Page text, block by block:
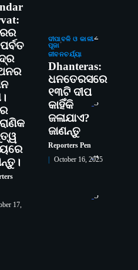
17,
ଦୀପାବଳି ଓ କାଳୀ
ପୂଜା
ଜୀବନଚର୍ଯ୍ୟା
Dhanteras:
ଧନତେରସରେ
୧୩ଟି ଦୀପ
କାହିଁକି
ଜଳାଯାଏ?
ଜାଣନ୍ତୁ
Reporters Pen
October 16, 2025
2
3
4
5